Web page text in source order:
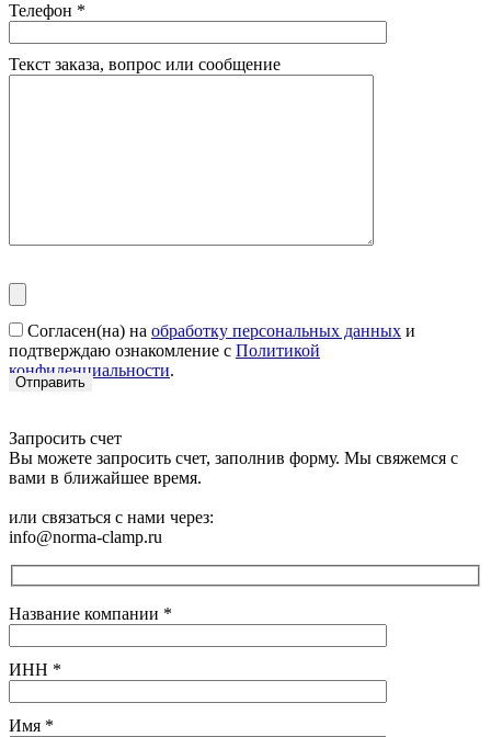
Телефон *
Текст заказа, вопрос или сообщение
Согласен(на) на обработку персональных данных и
подтверждаю ознакомление с Политикой
конфиденциальности.
Запросить счет
Вы можете запросить счет, заполнив форму. Мы свяжемся с
вами в ближайшее время.
или связаться с нами через:
info@norma-clamp.ru
Название компании *
ИНН *
Имя *